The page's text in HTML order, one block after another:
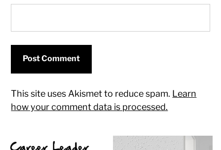
This site uses Akismet to reduce spam. Learn
how your comment data is processed.